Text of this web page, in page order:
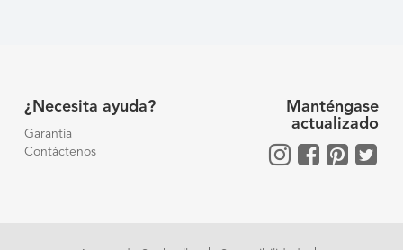
¿Necesita ayuda?
Garantía
Contáctenos
Manténgase
actualizado